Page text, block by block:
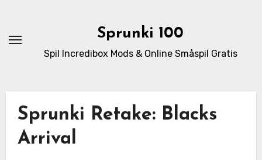
content
Sprunki 100
Spil Incredibox Mods & Online Småspil Gratis
Sprunki Retake: Blacks
Arrival